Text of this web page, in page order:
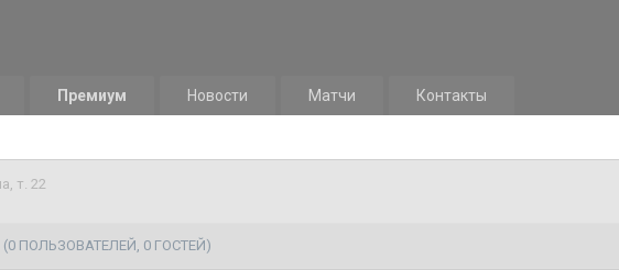
Премиум Новости Матчи Контакты
т. 22
(0 ПОЛЬЗОВАТЕЛЕЙ, 0 ГОСТЕЙ)